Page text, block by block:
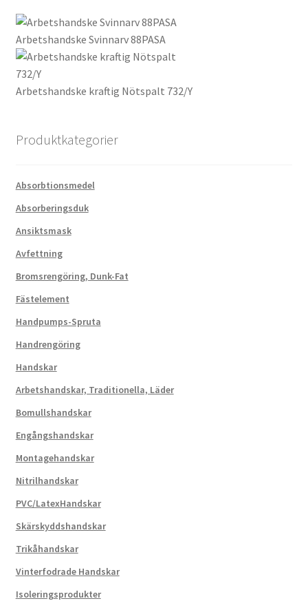
produktsidan
Arbetshandske Svinnarv 88PASA
Arbetshandske kraftig Nötspalt 732/Y
Produktkategorier
Absorbtionsmedel
Absorberingsduk
Ansiktsmask
Avfettning
Bromsrengöring, Dunk-Fat
Fästelement
Handpumps-Spruta
Handrengöring
Handskar
Arbetshandskar, Traditionella, Läder
Bomullshandskar
Engångshandskar
Montagehandskar
Nitrilhandskar
PVC/LatexHandskar
Skärskyddshandskar
Trikåhandskar
Vinterfodrade Handskar
Isoleringsprodukter